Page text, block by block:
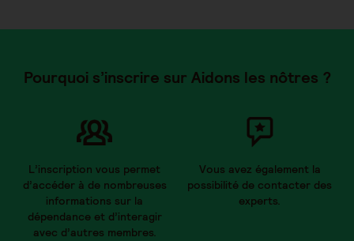
Pourquoi s’inscrire sur Aidons les nôtres ?
L’inscription vous permet
d’accéder à de nombreuses
informations sur la
dépendance et d’interagir
avec d’autres membres.
Vous avez également la
possibilité de contacter des
experts.